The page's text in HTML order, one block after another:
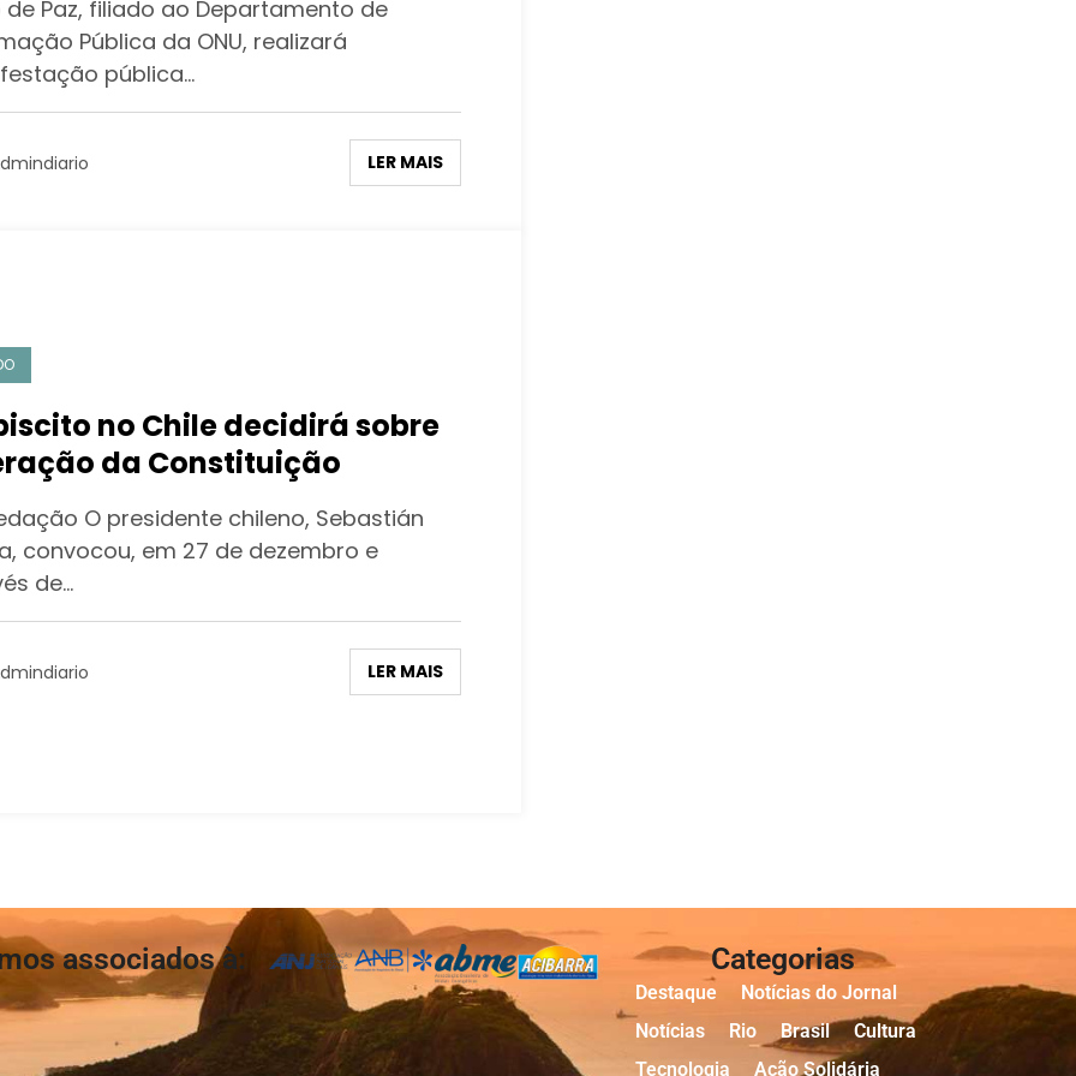
prorrogar auxílio emergencial
de Paz, filiado ao Departamento de
Pública da ONU, realizará
pública…
LER MAIS
no Chile decidirá sobre
da Constituição
O presidente chileno, Sebastián
convocou, em 27 de dezembro e
de…
LER MAIS
associados à: Categorias
Destaque
Notícias do Jornal
Notícias
Rio Brasil
Cultura
Tecnologia
Ação Solidária